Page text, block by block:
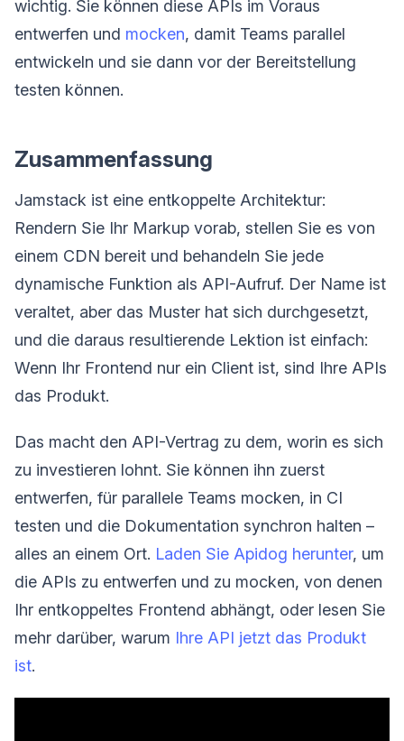
wichtig. Sie können diese APIs im Voraus
entwerfen und mocken, damit Teams parallel
entwickeln und sie dann vor der Bereitstellung
testen können.
Zusammenfassung
Jamstack ist eine entkoppelte Architektur:
Rendern Sie Ihr Markup vorab, stellen Sie es von
einem CDN bereit und behandeln Sie jede
dynamische Funktion als API-Aufruf. Der Name ist
veraltet, aber das Muster hat sich durchgesetzt,
und die daraus resultierende Lektion ist einfach:
Wenn Ihr Frontend nur ein Client ist, sind Ihre APIs
das Produkt.
Das macht den API-Vertrag zu dem, worin es sich
zu investieren lohnt. Sie können ihn zuerst
entwerfen, für parallele Teams mocken, in CI
testen und die Dokumentation synchron halten –
alles an einem Ort. Laden Sie Apidog herunter, um
die APIs zu entwerfen und zu mocken, von denen
Ihr entkoppeltes Frontend abhängt, oder lesen Sie
mehr darüber, warum Ihre API jetzt das Produkt
ist.